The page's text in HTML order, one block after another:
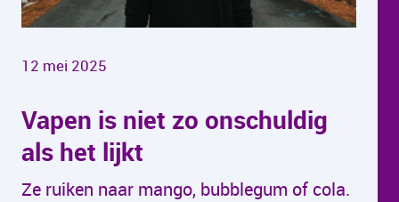
12 mei 2025
Vapen is niet zo onschuldig
als het lijkt
Ze ruiken naar mango, bubblegum of cola.